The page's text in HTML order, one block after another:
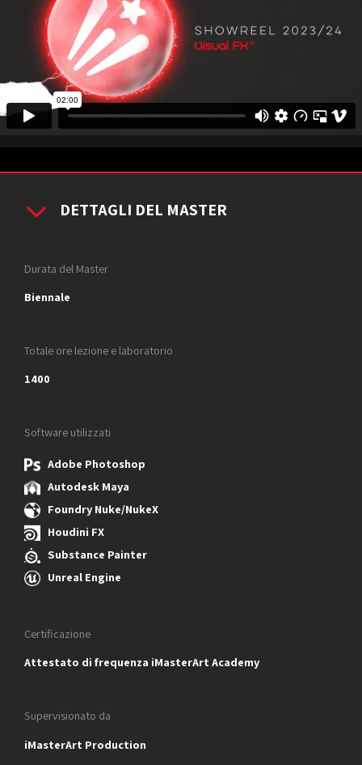
DETTAGLI DEL MASTER
Durata del Master
Biennale
Totale ore lezione e laboratorio
1400
Software utilizzati
Adobe Photoshop
Autodesk Maya
Foundry Nuke/NukeX
Houdini FX
Substance Painter
Unreal Engine
Certificazione
Attestato di frequenza iMasterArt Academy
Supervisionato da
iMasterArt Production